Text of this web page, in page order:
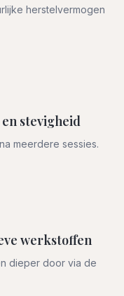
herstelvermogen
stevigheid
meerdere sessies.
werkstoffen
dieper door via de